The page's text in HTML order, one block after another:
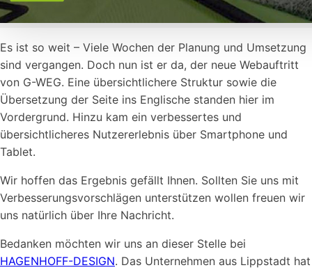
Es ist so weit – Viele Wochen der Planung und Umsetzung
sind vergangen. Doch nun ist er da, der neue Webauftritt
von G-WEG. Eine übersichtlichere Struktur sowie die
Übersetzung der Seite ins Englische standen hier im
Vordergrund. Hinzu kam ein verbessertes und
übersichtlicheres Nutzererlebnis über Smartphone und
Tablet.
Wir hoffen das Ergebnis gefällt Ihnen. Sollten Sie uns mit
Verbesserungsvorschlägen unterstützen wollen freuen wir
uns natürlich über Ihre Nachricht.
Bedanken möchten wir uns an dieser Stelle bei
HAGENHOFF-DESIGN. Das Unternehmen aus Lippstadt hat